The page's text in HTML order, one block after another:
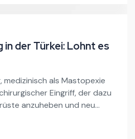
der Türkei: Lohnt es
medizinisch als Mastopexie
Eingriff, der dazu
anzuheben und neu…